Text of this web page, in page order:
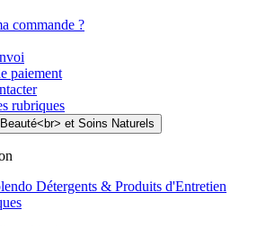
commande ?
paiement
rubriques
Détergents & Produits d'Entretien